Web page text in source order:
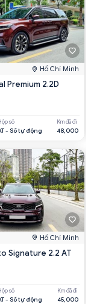
Hồ Chí Minh
Premium 2.2D
số
- Số tự động
Km đã đi
48,000
Hồ Chí Minh
Signature 2.2 AT
số
- Số tự động
Km đã đi
45,000